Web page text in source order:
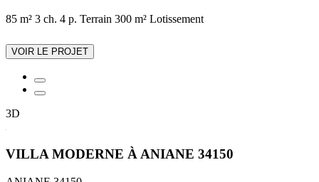
85 m² 3 ch. 4 p. Terrain 300 m² Lotissement
VOIR LE PROJET
3D
VILLA MODERNE À ANIANE 34150